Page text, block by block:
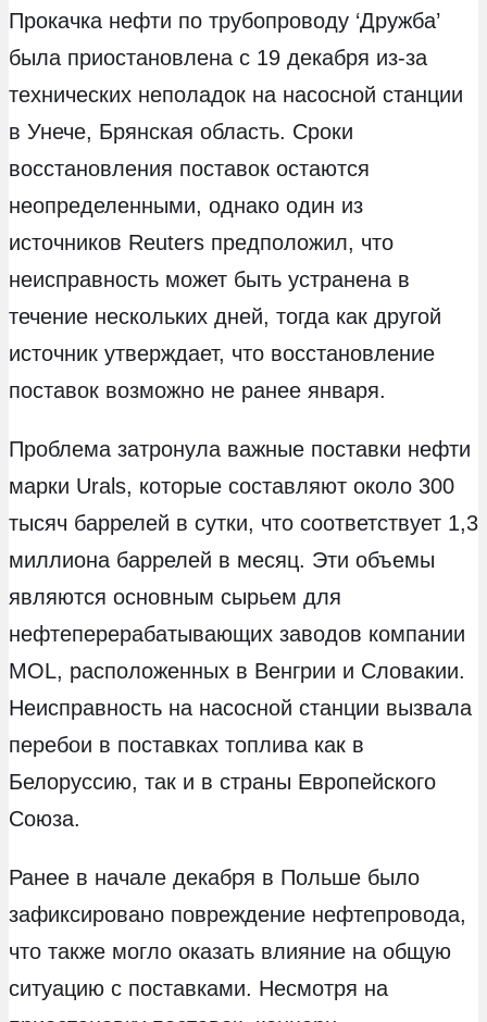
Прокачка нефти по трубопроводу ‘Дружба’
была приостановлена с 19 декабря из-за
технических неполадок на насосной станции
в Унече, Брянская область. Сроки
восстановления поставок остаются
неопределенными, однако один из
источников Reuters предположил, что
неисправность может быть устранена в
течение нескольких дней, тогда как другой
источник утверждает, что восстановление
поставок возможно не ранее января.
Проблема затронула важные поставки нефти
марки Urals, которые составляют около 300
тысяч баррелей в сутки, что соответствует 1,3
миллиона баррелей в месяц. Эти объемы
являются основным сырьем для
нефтеперерабатывающих заводов компании
MOL, расположенных в Венгрии и Словакии.
Неисправность на насосной станции вызвала
перебои в поставках топлива как в
Белоруссию, так и в страны Европейского
Союза.
Ранее в начале декабря в Польше было
зафиксировано повреждение нефтепровода,
что также могло оказать влияние на общую
ситуацию с поставками. Несмотря на